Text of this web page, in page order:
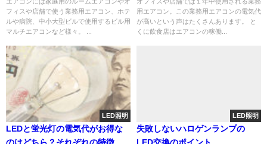
フィスや店舗で使う業務用エアコン、ホテ
ルや病院、中小大型ビルで使用するビル用
マルチエアコンなど様々。 ...
用エアコン。この業務用エアコンの電気代
が高いという声はたくさんあります。 と
くに飲食店はエアコンの稼働...
LED照明
LEDと蛍光灯の電気代がお得な
のはどちら？それぞれの特徴と
LED照明
失敗しないハロゲンランプの
LED交換のポイント